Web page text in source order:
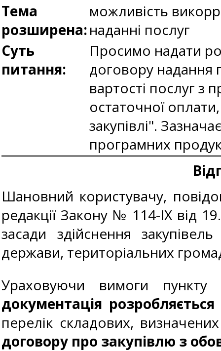
Тема
розширена:
можливість
наданні послуг
Суть
питання:
Просимо надати
договору надання
вартості послуг з
остаточної
закупівлі".
програмних
Шановний користувачу,
редакції Закону № 114-IX від
засади здійснення
держави, територіальних
Ураховуючи вимоги
документація
перелік складових,
договору про закупівлю з